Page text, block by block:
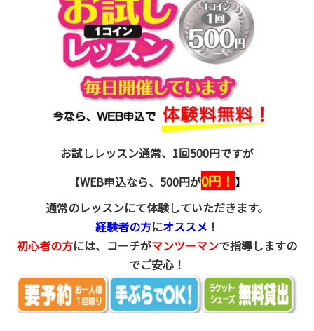
お試しレッスン通常、1回500円ですが
【WEB申込なら、500円が0円！ 】
通常のレッスンにて体験していただきます。
経験者の方にオススメ ！
初心者の方には、コーチがマンツーマンで指導しますの
でご安心！